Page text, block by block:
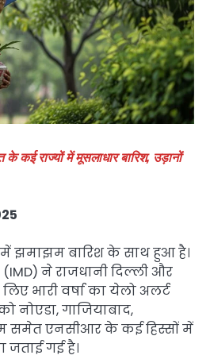
के कई राज्यों में मूसलाधार बारिश, उड़ानों
झमाझम बारिश के साथ हुआ है।
ने राजधानी दिल्ली और
भारी वर्षा का येलो अलर्ट
नोएडा, गाजियाबाद,
समेत एनसीआर के कई हिस्सों में
जताई गई है।